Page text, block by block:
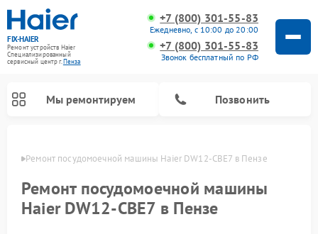
FIX-HAIER
Ремонт устройств Haier
Специализированный
cервисный центр г.Пенза
+7 (800) 301-55-83
Ежедневно, с 10:00 до 20:00
+7 (800) 301-55-83
Звонок бесплатный по РФ
Мы ремонтируем Позвонить
Ремонт посудомоечной машины Haier DW12-CBE7 в Пензе
Ремонт посудомоечной машины
Haier DW12-CBE7 в Пензе